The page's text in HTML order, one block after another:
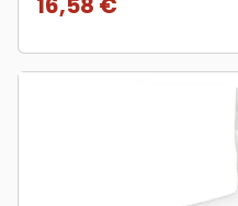
Prix